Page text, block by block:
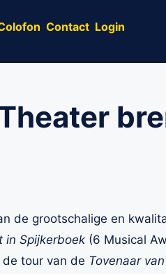
Contact Login
de grootschalige en
in Spijkerboek (6 Musical
tour van de Tovenaar